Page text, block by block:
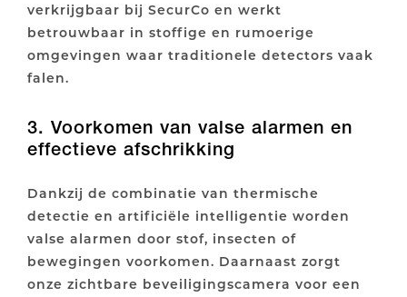
verkrijgbaar bij SecurCo en werkt
betrouwbaar in stoffige en rumoerige
omgevingen waar traditionele detectors vaak
falen.
3. Voorkomen van valse alarmen en
effectieve afschrikking
Dankzij de combinatie van thermische
detectie en artificiële intelligentie worden
valse alarmen door stof, insecten of
bewegingen voorkomen. Daarnaast zorgt
onze zichtbare beveiligingscamera voor een